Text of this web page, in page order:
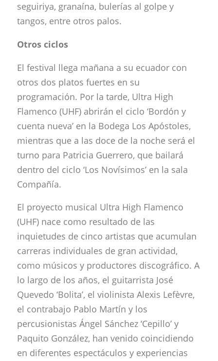
seguiriya, granaína, bulerías al golpe y
tangos, entre otros palos.
Otros ciclos
El festival llega mañana a su ecuador con
otros dos platos fuertes en su
programación. Por la tarde, Ultra High
Flamenco (UHF) abrirán el ciclo ‘Bordón y
cuenta nueva’ en la Bodega Los Apóstoles,
mientras que a las doce de la noche será el
turno para Patricia Guerrero, que bailará
dentro del ciclo ‘Los Novísimos’ en la sala
Compañía.
El proyecto musical Ultra High Flamenco
(UHF) nace como resultado de las
inquietudes de cinco artistas que acumulan
carreras individuales de gran actividad,
como músicos y productores discográfico. A
lo largo de los años, el guitarrista José
Quevedo ‘Bolita’, el violinista Alexis Lefèvre,
el contrabajo Pablo Martín y los
percusionistas Ángel Sánchez ‘Cepillo’ y
Paquito González, han venido coincidiendo
en diferentes espectáculos y experiencias